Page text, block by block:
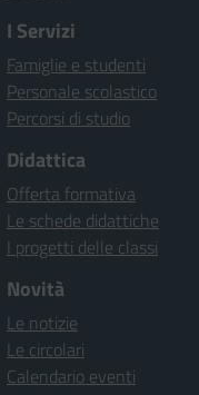
I Servizi
Famiglie e studenti
Personale scolastico
Percorsi di studio
Didattica
Offerta formativa
Le schede didattiche
I progetti delle classi
Novità
Le notizie
Le circolari
Calendario eventi